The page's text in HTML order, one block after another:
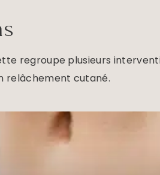
regroupe plusieurs
relâchement cutané.